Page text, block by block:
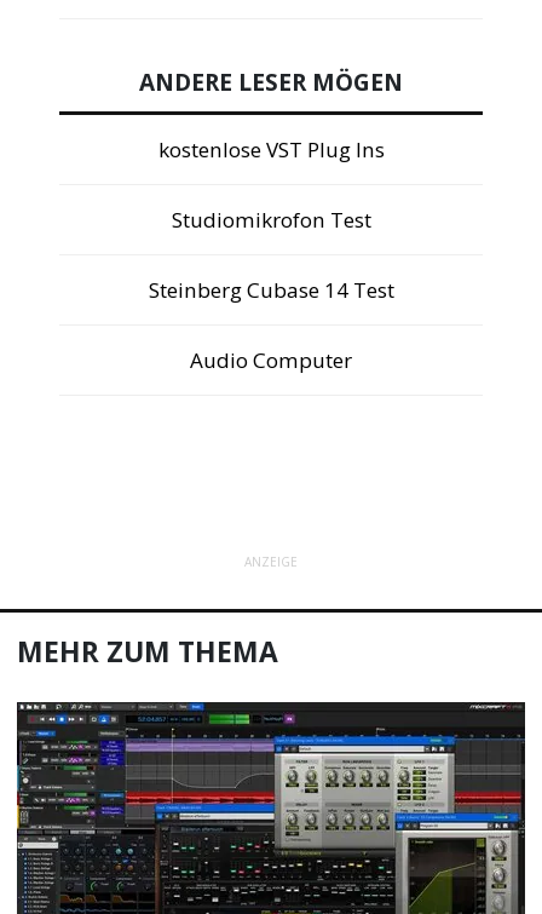
ANDERE LESER MÖGEN
kostenlose VST Plug Ins
Studiomikrofon Test
Steinberg Cubase 14 Test
Audio Computer
ANZEIGE
MEHR ZUM THEMA